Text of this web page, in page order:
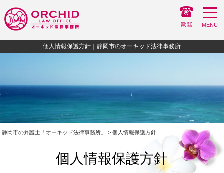
個人情報保護方針｜静岡市のオーキッド法律事務所
MENU
静岡市の弁護士「オーキッド法律事務所」 > 個人情報保護方針
個人情報保護方針